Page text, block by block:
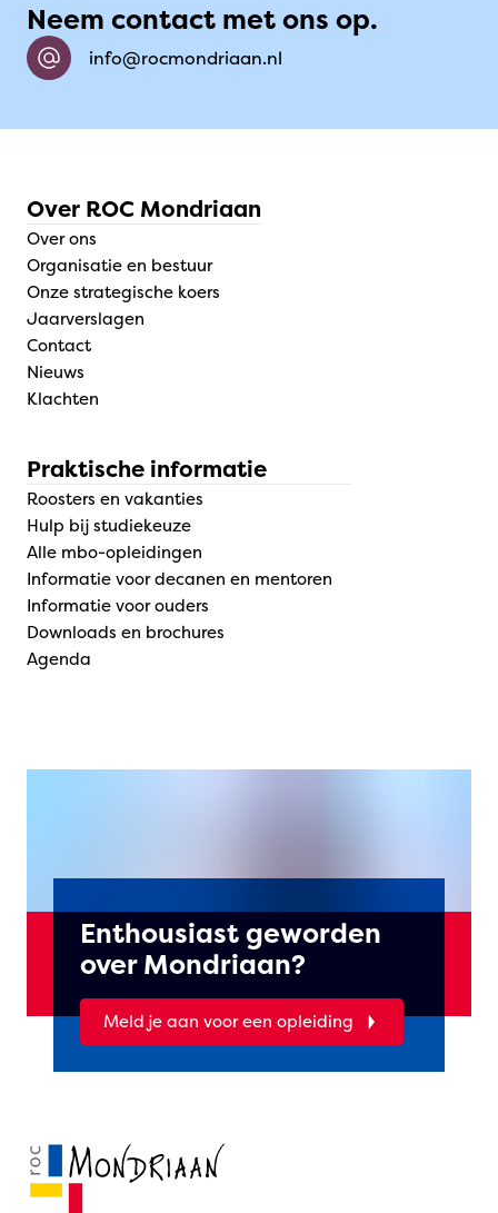
Neem contact met ons op.
info@rocmondriaan.nl
Over ROC Mondriaan
Over ons
Organisatie en bestuur
Onze strategische koers
Jaarverslagen
Contact
Nieuws
Klachten
Praktische informatie
Roosters en vakanties
Hulp bij studiekeuze
Alle mbo-opleidingen
Informatie voor decanen en mentoren
Informatie voor ouders
Downloads en brochures
Agenda
Enthousiast geworden
over Mondriaan?
Meld je aan voor een opleiding